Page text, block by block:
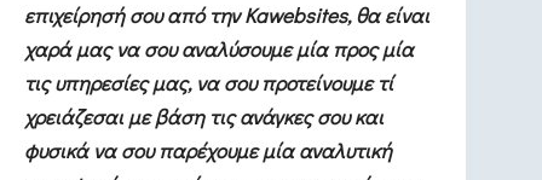
επιχείρησή σου από την Kawebsites, θα είναι
χαρά μας να σου αναλύσουμε μία προς μία
τις υπηρεσίες μας, να σου προτείνουμε τί
χρειάζεσαι με βάση τις ανάγκες σου και
φυσικά να σου παρέχουμε μία αναλυτική